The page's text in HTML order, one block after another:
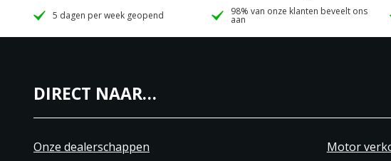
5 dagen per week geopend 98% van onze klanten beveelt ons
aan
DIRECT NAAR…
Onze dealerschappen Motor